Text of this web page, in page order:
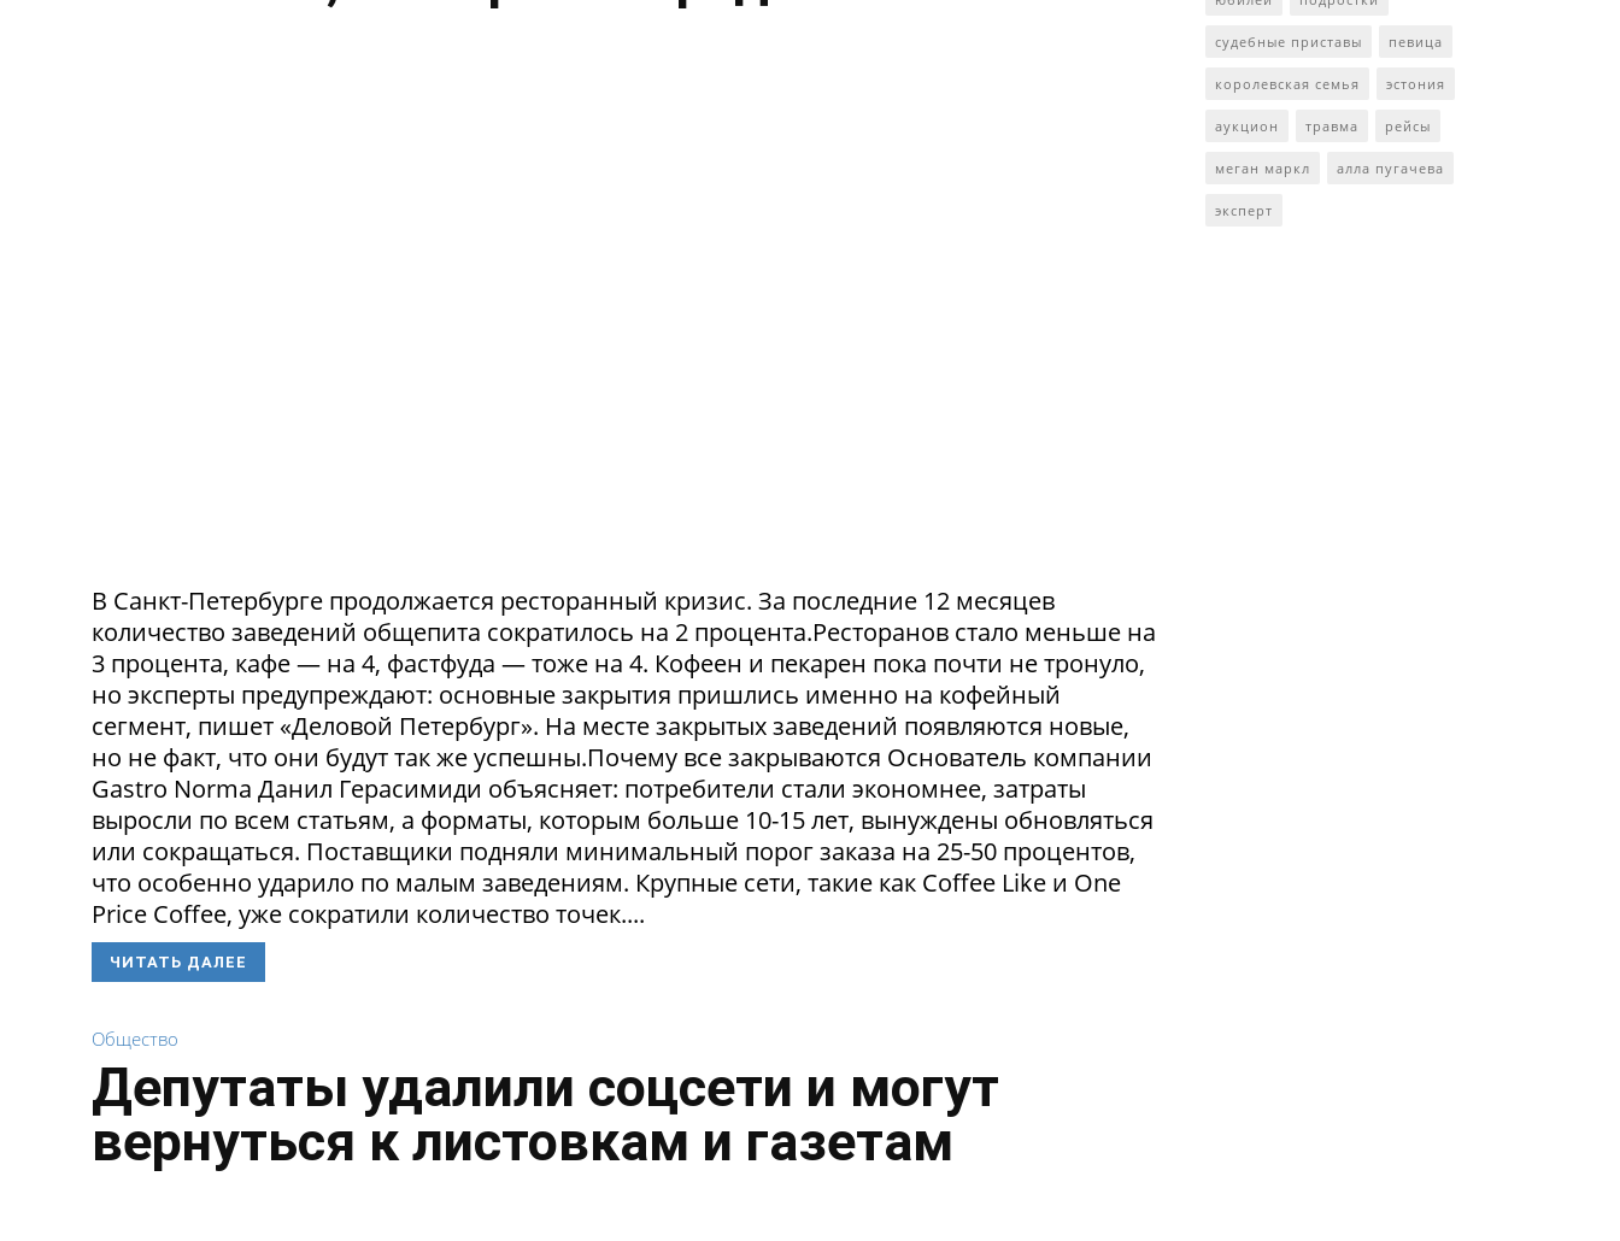
В Санкт-Петербурге продолжается ресторанный кризис. За последние 12 месяцев
количество заведений общепита сократилось на 2 процента.Ресторанов стало меньше на
3 процента, кафе — на 4, фастфуда — тоже на 4. Кофеен и пекарен пока почти не тронуло,
но эксперты предупреждают: основные закрытия пришлись именно на кофейный
сегмент, пишет «Деловой Петербург». На месте закрытых заведений появляются новые,
но не факт, что они будут так же успешны.Почему все закрываются Основатель компании
Gastro Norma Данил Герасимиди объясняет: потребители стали экономнее, затраты
выросли по всем статьям, а форматы, которым больше 10-15 лет, вынуждены обновляться
или сокращаться. Поставщики подняли минимальный порог заказа на 25-50 процентов,
что особенно ударило по малым заведениям. Крупные сети, такие как Coffee Like и One
Price Coffee, уже сократили количество точек....
ЧИТАТЬ ДАЛЕЕ
Общество
Депутаты удалили соцсети и могут
вернуться к листовкам и газетам
судебные приставы певица
королевская семья эстония
аукцион травма рейсы
меган маркл алла пугачева
эксперт